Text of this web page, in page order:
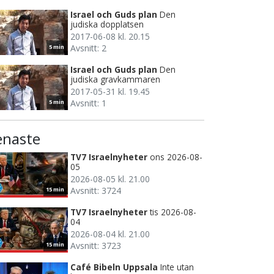
5 min
Israel och Guds plan Den
judiska dopplatsen
2017-06-08 kl. 20.15
Avsnitt: 2
5 min
Israel och Guds plan Den
judiska gravkammaren
2017-05-31 kl. 19.45
Avsnitt: 1
15 min
TV7 Israelnyheter ons 2026-08-
05
2026-08-05 kl. 21.00
Avsnitt: 3724
15 min
TV7 Israelnyheter tis 2026-08-
04
2026-08-04 kl. 21.00
Avsnitt: 3723
Café Bibeln Uppsala Inte utan